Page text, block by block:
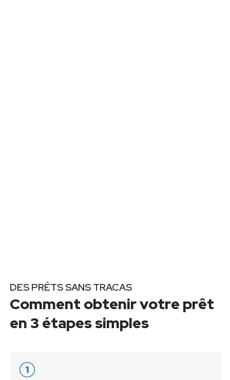
DES PRÊTS SANS TRACAS
Comment obtenir votre prêt
en 3 étapes simples